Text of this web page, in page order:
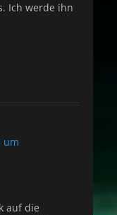
Ich werde ihn
um
auf die